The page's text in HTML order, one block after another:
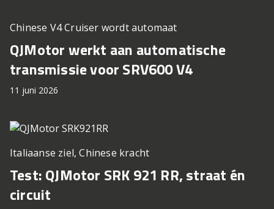
Chinese V4 Cruiser wordt automaat
QJMotor werkt aan automatische
transmissie voor SRV600 V4
11 juni 2026
Italiaanse ziel, Chinese kracht
Test: QJMotor SRK 921 RR, straat én
circuit